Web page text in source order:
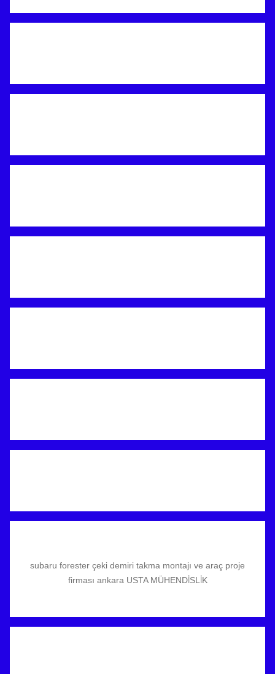
subaru forester çeki demiri takma montajı ve araç proje
firması ankara USTA MÜHENDİSLİK